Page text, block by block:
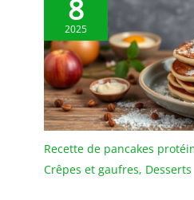
pour
des
de
un
8
2025
Recette de pancakes
Crêpes et gaufres, Desserts